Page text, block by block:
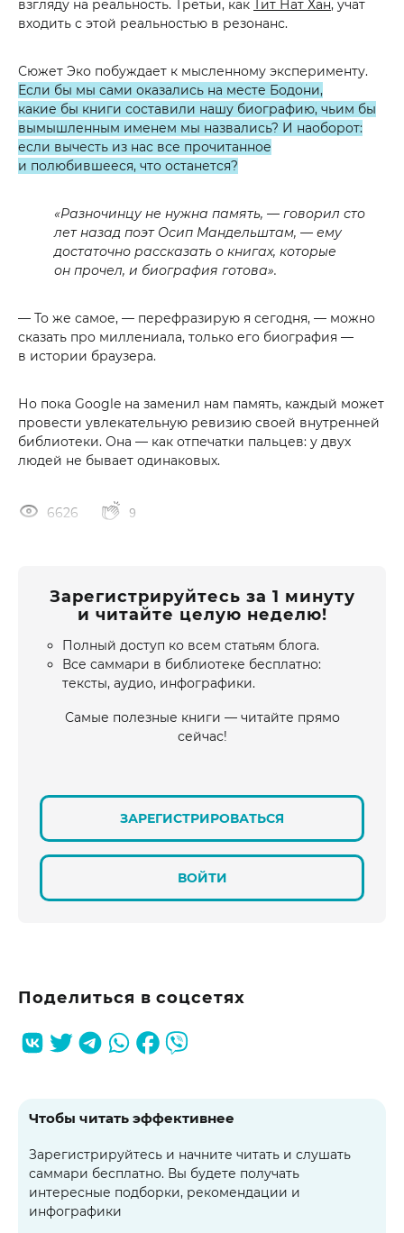
взгляду на реальность. Третьи, как Тит Нат Хан, учат
входить с этой реальностью в резонанс.
Сюжет Эко побуждает к мысленному эксперименту.
Если бы мы сами оказались на месте Бодони,
какие бы книги составили нашу биографию, чьим бы
вымышленным именем мы назвались? И наоборот:
если вычесть из нас все прочитанное
и полюбившееся, что останется?
«Разночинцу не нужна память, — говорил сто
лет назад поэт Осип Мандельштам, — ему
достаточно рассказать о книгах, которые
он прочел, и биография готова».
— То же самое, — перефразирую я сегодня, — можно
сказать про миллениала, только его биография —
в истории браузера.
Но пока Google на заменил нам память, каждый может
провести увлекательную ревизию своей внутренней
библиотеки. Она — как отпечатки пальцев: у двух
людей не бывает одинаковых.
6626 9
Зарегистрируйтесь за 1 минуту
и читайте целую неделю!
Полный доступ ко всем статьям блога.
Все саммари в библиотеке бесплатно:
тексты, аудио, инфографики.
Самые полезные книги — читайте прямо
сейчас!
ЗАРЕГИСТРИРОВАТЬСЯ
ВОЙТИ
Поделиться в соцсетях
Чтобы читать эффективнее
Зарегистрируйтесь и начните читать и слушать
саммари бесплатно. Вы будете получать
интересные подборки, рекомендации и
инфографики